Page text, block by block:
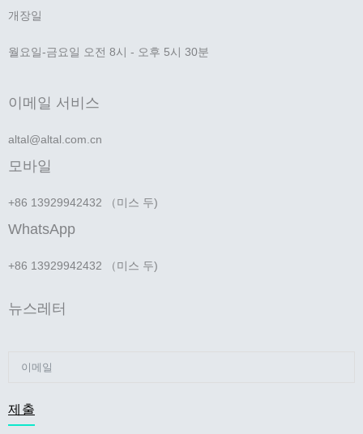
개장일
월요일-금요일 오전 8시 - 오후 5시 30분
이메일 서비스
altal@altal.com.cn
모바일
+86 13929942432 （미스 두)
WhatsApp
+86 13929942432 （미스 두)
뉴스레터
제출